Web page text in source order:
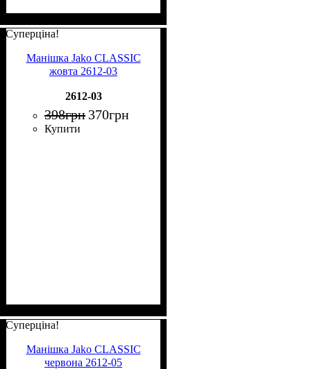
Суперціна!
Манішка Jako CLASSIC
жовта 2612-03
2612-03
398грн 370грн
Купити
Суперціна!
Манішка Jako CLASSIC
червона 2612-05